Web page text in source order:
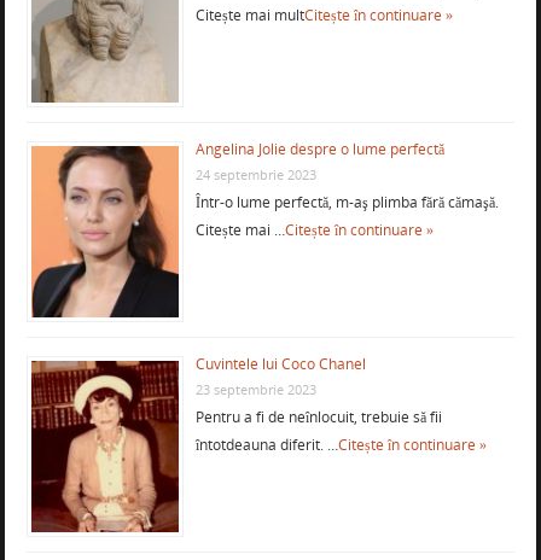
Citește mai multCitește în continuare »
Angelina Jolie despre o lume perfectă
24 septembrie 2023
Într-o lume perfectă, m-aş plimba fără cămaşă.
Citește mai …Citește în continuare »
Cuvintele lui Coco Chanel
23 septembrie 2023
Pentru a fi de neînlocuit, trebuie să fii
întotdeauna diferit. …Citește în continuare »